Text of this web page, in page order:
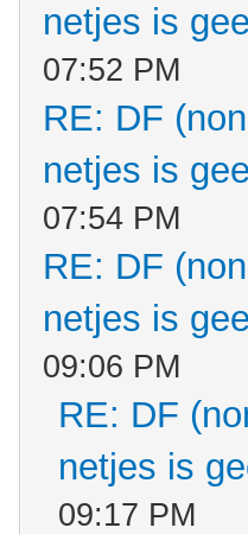
netjes is
07:52 PM
RE: DF
netjes is
07:54 PM
RE: DF
netjes is
09:06 PM
RE: DF
netjes is
09:17 PM